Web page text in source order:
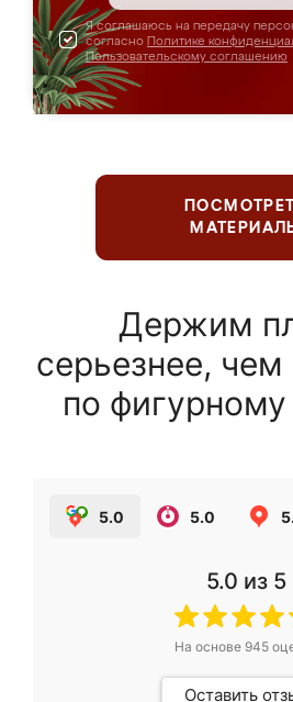
Я соглашаюсь на передачу
согласно Политике
Пользовательскому соглашению
Держим
серьезнее,
по
5.0 5.0
5.0 из 5
На основе 945
Оставить